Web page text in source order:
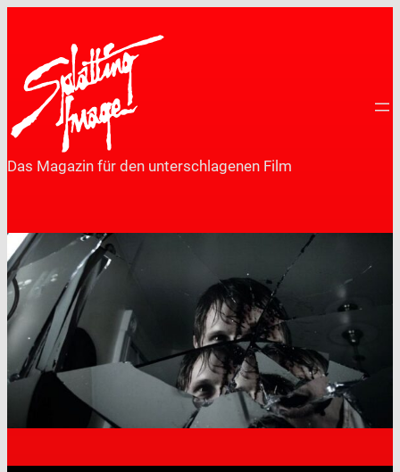
springen
Das Magazin für den unterschlagenen Film